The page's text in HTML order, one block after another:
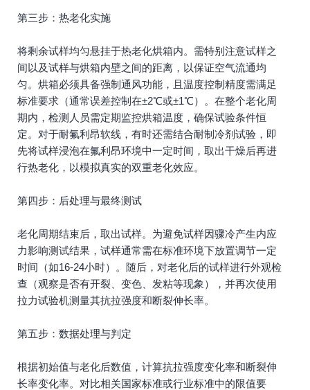
第三步：热老化实施
将剩余试样均匀悬挂于热老化烘箱内。需特别注意试样之
间以及试样与烘箱内壁之间的距离，以保证空气流通均
匀。烘箱必须具备强制通风功能，且温度控制精度需满足
标准要求（通常误差控制在±2℃或±1℃）。在整个老化周
期内，检测人员需定期监控烘箱温度，确保试验条件恒
定。对于耐氟利昂软线，有时还需结合耐制冷剂试验，即
先将试样浸泡在氟利昂环境中一定时间，取出干燥后再进
行热老化，以模拟真实的双重老化效应。
第四步：后处理与最终测试
老化周期结束后，取出试样。为避免试样因骤冷产生内应
力影响测试结果，试样通常需在标准环境下放置调节一定
时间（如16-24小时）。随后，对老化后的试样进行外观检
查（观察是否有开裂、变色、发粘等现象），并再次使用
拉力试验机测量其抗拉强度和断裂伸长率。
第五步：数据处理与判定
根据初始值与老化后数值，计算抗拉强度变化率和断裂伸
长率变化率。对比相关国家标准或行业标准中的限值要